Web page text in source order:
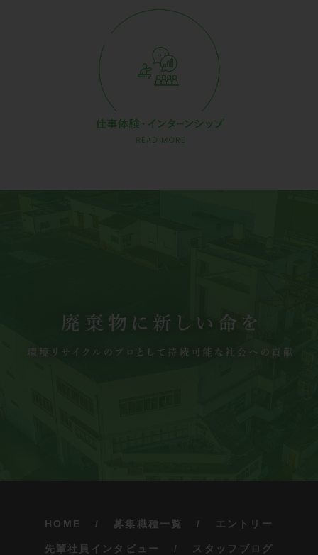
HOME 募集職種一覧 エントリー
先輩社員インタビュー スタッフブログ